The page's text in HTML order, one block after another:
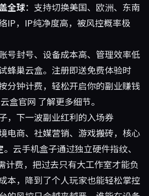
全球：支持切换美国、欧洲、东南
IP，IP纯净度高，被风控概率极
号封号、设备成本高、管理效率低
蜂巢云盒。注册即送免费体验时
分钟计费，轻松开启你的副业赚钱
盒官网 了解更多细节。
，下一波副业红利的入场券
电商、社媒营销、游戏搬砖，核心
。云手机盒子通过独立硬件指纹、
计费，把过去只有大工作室才能负
本，降到了个人玩家也能轻松掌控